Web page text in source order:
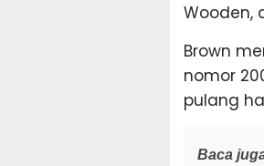
Wooden,
Brown
nomor
pulang
Baca